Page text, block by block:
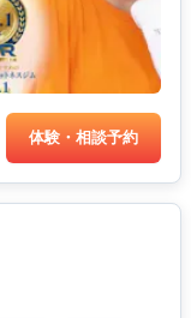
体験・相談予約